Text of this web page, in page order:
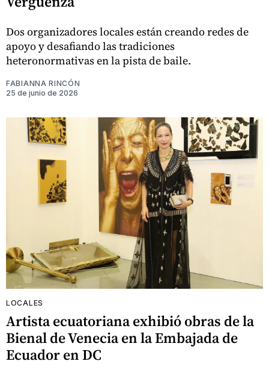
Dos organizadores locales están creando redes de
apoyo y desafiando las tradiciones
heteronormativas en la pista de baile.
FABIANNA RINCÓN
25 de junio de 2026
LOCALES
Artista ecuatoriana exhibió obras de la
Bienal de Venecia en la Embajada de
Ecuador en DC